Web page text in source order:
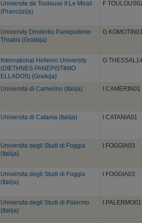
Universite de Toulouse II Le Mirail
(Prancūzija)
F
University Dimikritio Panepistimio
Thrakis (Graikija)
G
International Hellenic University
(DIETHNES PANEPISTIMIO
ELLADOS) (Graikija)
G
Universita di Camerino (Italija) I CAMERIN01
Universita di Catania (Italija) I CATANIA01
Universita degli Studi di Foggia
(Italija)
I FOGGIA03
Universita degli Studi di Foggia
(Italija)
I FOGGIA03
Universita degli Studi di Palermo
(Italija)
I PALERMO01